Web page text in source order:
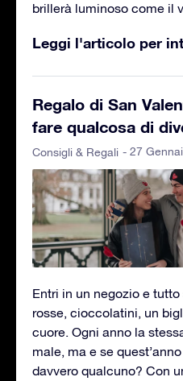
brillerà luminoso come il
Leggi l'articolo per
Regalo di San
fare qualcosa di
Consigli & Regali - 27
Entri in un negozio e
rosse, cioccolatini, un
cuore. Ogni anno la
male, ma e se
davvero qualcuno? Con